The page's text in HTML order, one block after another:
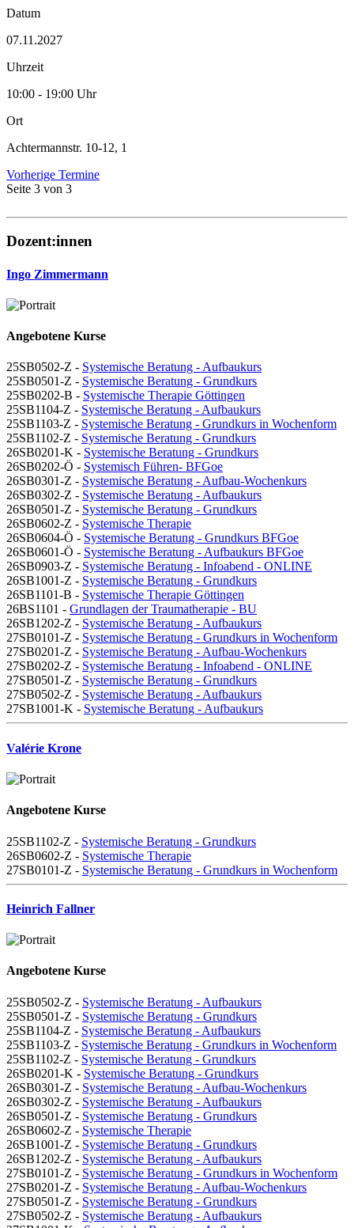
Datum
07.11.2027
Uhrzeit
10:00 - 19:00 Uhr
Ort
Achtermannstr. 10-12, 1
Vorherige Termine
Seite 3 von 3
Dozent:innen
Ingo Zimmermann
Angebotene Kurse
25SB0502-Z - Systemische Beratung - Aufbaukurs
25SB0501-Z - Systemische Beratung - Grundkurs
25SB0202-B - Systemische Therapie Göttingen
25SB1104-Z - Systemische Beratung - Aufbaukurs
25SB1103-Z - Systemische Beratung - Grundkurs in Wochenform
25SB1102-Z - Systemische Beratung - Grundkurs
26SB0201-K - Systemische Beratung - Grundkurs
26SB0202-Ö - Systemisch Führen- BFGoe
26SB0301-Z - Systemische Beratung - Aufbau-Wochenkurs
26SB0302-Z - Systemische Beratung - Aufbaukurs
26SB0501-Z - Systemische Beratung - Grundkurs
26SB0602-Z - Systemische Therapie
26SB0604-Ö - Systemische Beratung - Grundkurs BFGoe
26SB0601-Ö - Systemische Beratung - Aufbaukurs BFGoe
26SB0903-Z - Systemische Beratung - Infoabend - ONLINE
26SB1001-Z - Systemische Beratung - Grundkurs
26SB1101-B - Systemische Therapie Göttingen
26BS1101 - Grundlagen der Traumatherapie - BU
26SB1202-Z - Systemische Beratung - Aufbaukurs
27SB0101-Z - Systemische Beratung - Grundkurs in Wochenform
27SB0201-Z - Systemische Beratung - Aufbau-Wochenkurs
27SB0202-Z - Systemische Beratung - Infoabend - ONLINE
27SB0501-Z - Systemische Beratung - Grundkurs
27SB0502-Z - Systemische Beratung - Aufbaukurs
27SB1001-K - Systemische Beratung - Aufbaukurs
Valérie Krone
Angebotene Kurse
25SB1102-Z - Systemische Beratung - Grundkurs
26SB0602-Z - Systemische Therapie
27SB0101-Z - Systemische Beratung - Grundkurs in Wochenform
Heinrich Fallner
Angebotene Kurse
25SB0502-Z - Systemische Beratung - Aufbaukurs
25SB0501-Z - Systemische Beratung - Grundkurs
25SB1104-Z - Systemische Beratung - Aufbaukurs
25SB1103-Z - Systemische Beratung - Grundkurs in Wochenform
25SB1102-Z - Systemische Beratung - Grundkurs
26SB0201-K - Systemische Beratung - Grundkurs
26SB0301-Z - Systemische Beratung - Aufbau-Wochenkurs
26SB0302-Z - Systemische Beratung - Aufbaukurs
26SB0501-Z - Systemische Beratung - Grundkurs
26SB0602-Z - Systemische Therapie
26SB1001-Z - Systemische Beratung - Grundkurs
26SB1202-Z - Systemische Beratung - Aufbaukurs
27SB0101-Z - Systemische Beratung - Grundkurs in Wochenform
27SB0201-Z - Systemische Beratung - Aufbau-Wochenkurs
27SB0501-Z - Systemische Beratung - Grundkurs
27SB0502-Z - Systemische Beratung - Aufbaukurs